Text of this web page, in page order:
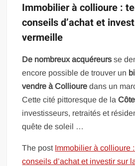
Immobilier à collioure :
conseils d’achat et
vermeille
De nombreux acquéreurs se
encore possible de trouver un
vendre à Collioure dans un
Cette cité pittoresque de la
investisseurs, retraités et
quête de soleil …
The post Immobilier à collioure
conseils d’achat et investir sur